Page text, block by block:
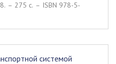
– 275 c. – ISBN 978-5-
системой